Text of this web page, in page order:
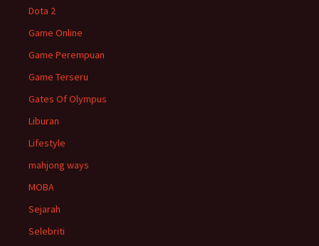
Dota 2
Game Online
Game Perempuan
Game Terseru
Gates Of Olympus
Liburan
Lifestyle
mahjong ways
MOBA
Sejarah
Selebriti